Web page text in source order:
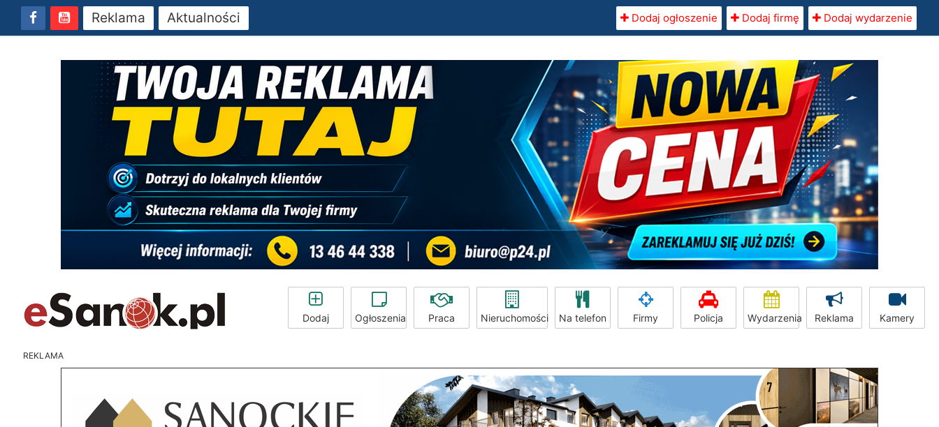
Reklama Aktualności Dodaj ogłoszenie Dodaj firmę Dodaj wydarzenie
Dodaj Ogłoszenia Praca Nieruchomości Na telefon Firmy Policja Wydarzenia Reklama Kamery
REKLAMA